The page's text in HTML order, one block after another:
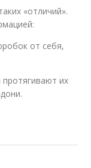
«отличий».
от себя,
их